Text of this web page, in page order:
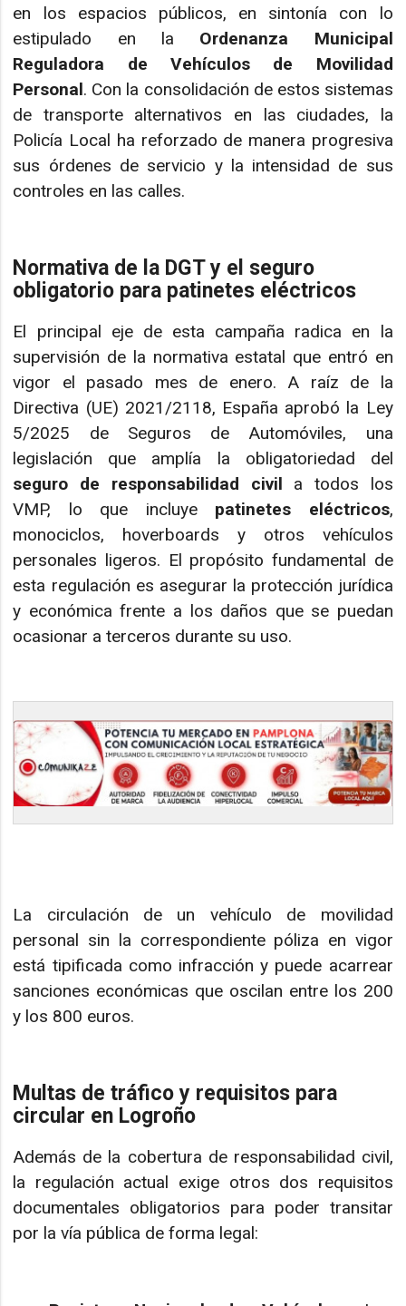
en los espacios públicos, en sintonía con lo
estipulado en la Ordenanza Municipal
Reguladora de Vehículos de Movilidad
Personal. Con la consolidación de estos sistemas
de transporte alternativos en las ciudades, la
Policía Local ha reforzado de manera progresiva
sus órdenes de servicio y la intensidad de sus
controles en las calles.
Normativa de la DGT y el seguro
obligatorio para patinetes eléctricos
El principal eje de esta campaña radica en la
supervisión de la normativa estatal que entró en
vigor el pasado mes de enero. A raíz de la
Directiva (UE) 2021/2118, España aprobó la Ley
5/2025 de Seguros de Automóviles, una
legislación que amplía la obligatoriedad del
seguro de responsabilidad civil a todos los
VMP, lo que incluye patinetes eléctricos,
monociclos, hoverboards y otros vehículos
personales ligeros. El propósito fundamental de
esta regulación es asegurar la protección jurídica
y económica frente a los daños que se puedan
ocasionar a terceros durante su uso.
La circulación de un vehículo de movilidad
personal sin la correspondiente póliza en vigor
está tipificada como infracción y puede acarrear
sanciones económicas que oscilan entre los 200
y los 800 euros.
Multas de tráfico y requisitos para
circular en Logroño
Además de la cobertura de responsabilidad civil,
la regulación actual exige otros dos requisitos
documentales obligatorios para poder transitar
por la vía pública de forma legal: